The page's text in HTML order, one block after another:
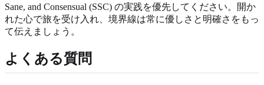
Sane, and Consensual (SSC) の実践を優先してください。開か
れた心で旅を受け入れ、境界線は常に優しさと明確さをもっ
て伝えましょう。
よくある質問